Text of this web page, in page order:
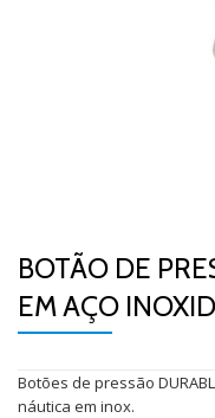
BOTÃO DE
EM AÇO
Botões de pressão
náutica em inox.